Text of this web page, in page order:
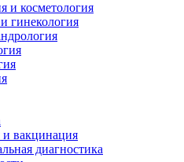
и косметология
гинекология
и вакцинация
диагностика